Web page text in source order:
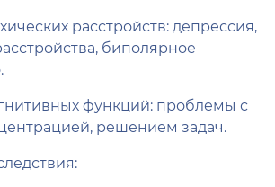
расстройств: депрессия,
биполярное
функций: проблемы с
решением задач.